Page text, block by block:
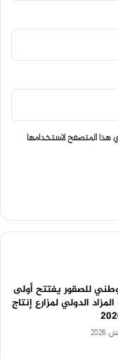
هذا المتصفح لاستخدامها
للصقور يفتتح أولى
الدولي لمزارع إنتاج